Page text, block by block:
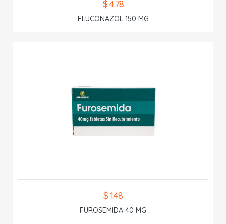
$ 4.78
FLUCONAZOL 150 MG
$ 1.48
FUROSEMIDA 40 MG